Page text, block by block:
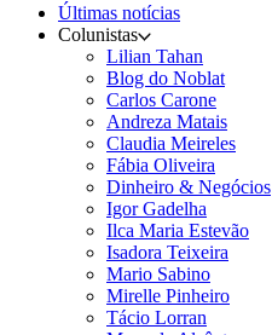
Últimas notícias
Colunistas
Lilian Tahan
Blog do Noblat
Carlos Carone
Andreza Matais
Claudia Meireles
Fábia Oliveira
Dinheiro & Negócios
Igor Gadelha
Ilca Maria Estevão
Isadora Teixeira
Mario Sabino
Mirelle Pinheiro
Tácio Lorran